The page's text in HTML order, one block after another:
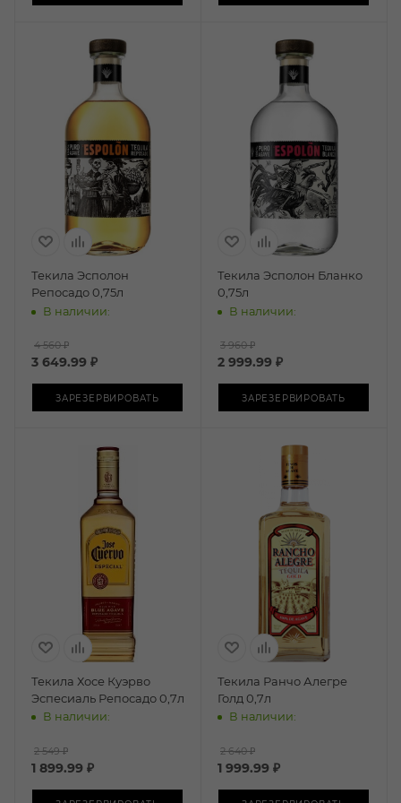
Текила Эсполон
Репосадо 0,75л
В наличии:
4 560 ₽
3 649.99 ₽
ЗАРЕЗЕРВИРОВАТЬ
Текила Эсполон Бланко
0,75л
В наличии:
3 960 ₽
2 999.99 ₽
ЗАРЕЗЕРВИРОВАТЬ
Текила Хосе Куэрво
Эспесиаль Репосадо 0,7л
В наличии:
2 549 ₽
1 899.99 ₽
Текила Ранчо Алегре
Голд 0,7л
В наличии:
2 640 ₽
1 999.99 ₽